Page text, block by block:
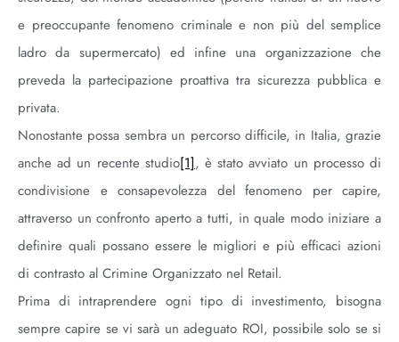
e preoccupante fenomeno criminale e non più del semplice
ladro da supermercato) ed infine una organizzazione che
preveda la partecipazione proattiva tra sicurezza pubblica e
privata.
Nonostante possa sembra un percorso difficile, in Italia, grazie
anche ad un recente studio[1], è stato avviato un processo di
condivisione e consapevolezza del fenomeno per capire,
attraverso un confronto aperto a tutti, in quale modo iniziare a
definire quali possano essere le migliori e più efficaci azioni
di contrasto al Crimine Organizzato nel Retail.
Prima di intraprendere ogni tipo di investimento, bisogna
sempre capire se vi sarà un adeguato ROI, possibile solo se si